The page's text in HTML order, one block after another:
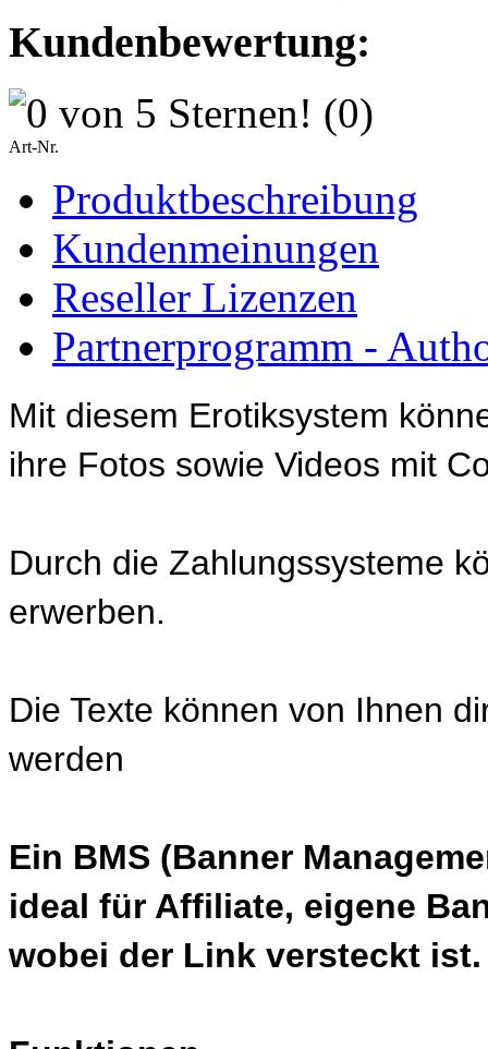
Kundenbewertung:
(0)
Art-Nr.
Produktbeschreibung
Kundenmeinungen
Reseller Lizenzen
Partnerprogramm -
Mit diesem Erotiksystem
ihre Fotos sowie Videos mit
Durch die Zahlungssysteme
erwerben.
Die Texte können von Ihnen
werden
Ein BMS (Banner
ideal für Affiliate, eigene
wobei der Link versteckt ist.